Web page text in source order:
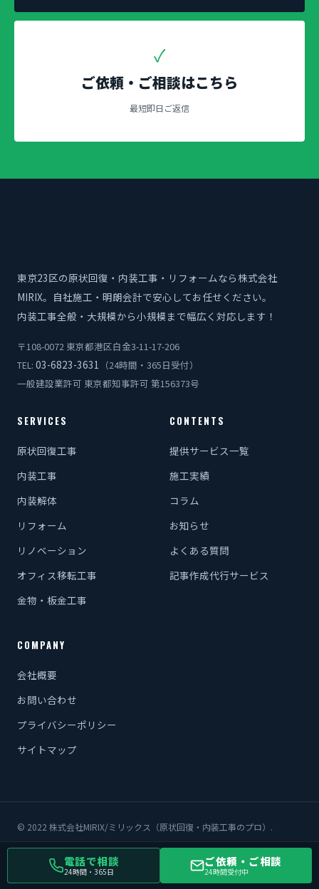
✓
ご依頼・ご相談はこちら
最短即日ご返信
東京23区の原状回復・内装工事・リフォームなら株式会社
MIRIX。自社施工・明朗会計で安心してお任せください。
内装工事全般・大規模から小規模まで幅広く対応します！
〒108-0072 東京都港区白金3-11-17-206
TEL: 03-6823-3631 （24時間・365日受付）
一般建設業許可 東京都知事許可 第156373号
SERVICES
原状回復工事
内装工事
内装解体
リフォーム
リノベーション
オフィス移転工事
金物・板金工事
CONTENTS
提供サービス一覧
施工実績
コラム
お知らせ
よくある質問
記事作成代行サービス
COMPANY
会社概要
お問い合わせ
プライバシーポリシー
サイトマップ
© 2022 株式会社MIRIX/ミリックス（原状回復・内装工事のプロ）.
電話で相談
24時間・365日
ご依頼・ご相談
24時間受付中